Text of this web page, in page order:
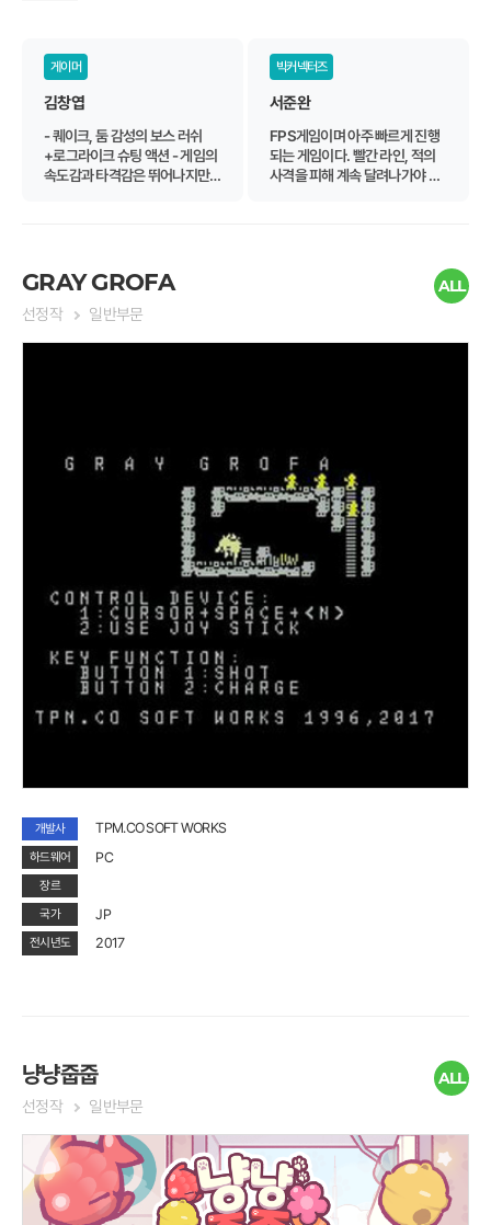
게이머
김창엽
- 퀘이크, 둠 감성의 보스 러쉬
+로그라이크 슈팅 액션 - 게임의
속도감과 타격감은 뛰어나지만
빅커넥터즈
서준완
FPS게임이며 아주 빠르게 진행
되는 게임이다. 빨간 라인, 적의
사격을 피해 계속 달려나가야 함.
GRAY GROFA
선정작 일반부문
ALL
개발사 TPM.CO SOFT WORKS
하드웨어 PC
장르
국가
JP
전시년도 2017
냥냥줍줍
선정작 일반부문
ALL